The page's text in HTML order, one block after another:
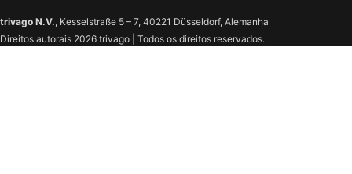
trivago N.V., Kesselstraße 5 – 7, 40221 Düsseldorf, Alemanha
Direitos autorais 2026 trivago | Todos os direitos reservados.